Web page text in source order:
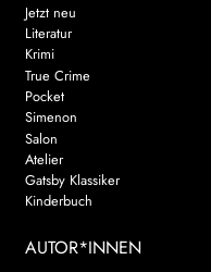
Jetzt neu
Literatur
Krimi
True Crime
Pocket
Simenon
Salon
Atelier
Gatsby Klassiker
Kinderbuch
AUTOR*INNEN